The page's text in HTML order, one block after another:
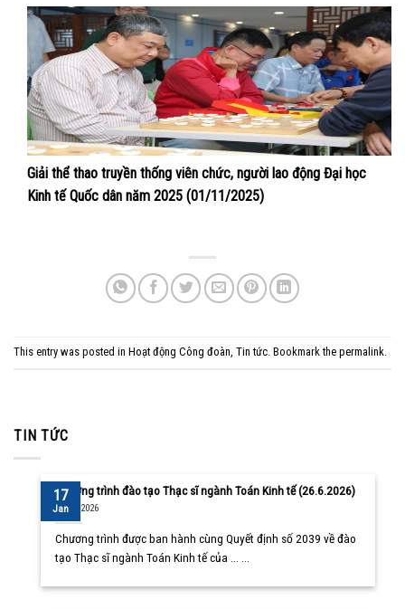
Giải thể thao truyền thống viên chức, người lao động Đại học
Kinh tế Quốc dân năm 2025 (01/11/2025)
This entry was posted in Hoạt động Công đoàn, Tin tức. Bookmark the permalink.
TIN TỨC
Chương trình đào tạo Thạc sĩ ngành Toán Kinh tế (26.6.2026)
10/08/2026
Chương trình được ban hành cùng Quyết định số 2039 về đào
tạo Thạc sĩ ngành Toán Kinh tế của ... ...
17
Jan